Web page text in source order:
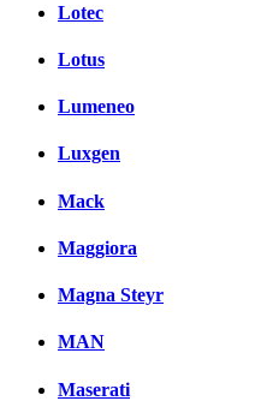
Lotec
Lotus
Lumeneo
Luxgen
Mack
Maggiora
Magna Steyr
MAN
Maserati